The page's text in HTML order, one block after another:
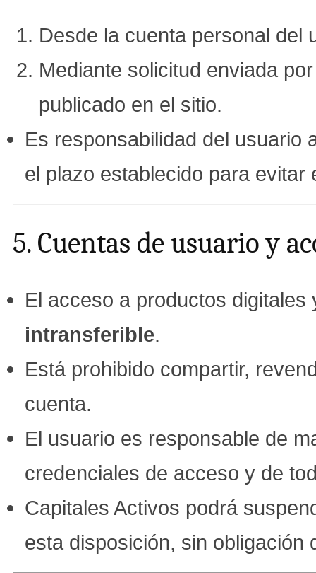
Desde la cuenta personal del
Mediante solicitud enviada
publicado en el sitio.
Es responsabilidad del usuario
el plazo establecido para evitar
5. Cuentas de usuario y
El acceso a productos
intransferible.
Está prohibido compartir,
cuenta.
El usuario es responsable de
credenciales de acceso y de
Capitales Activos podrá
esta disposición, sin obligación